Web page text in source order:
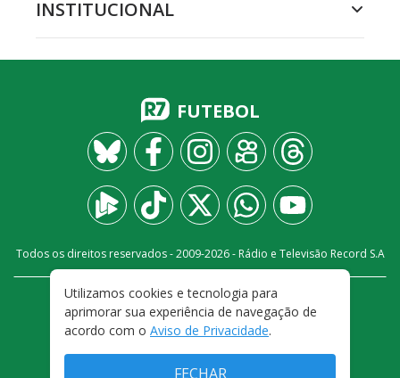
INSTITUCIONAL
FUTEBOL
Todos os direitos reservados - 2009-2026- Rádio e Televisão Record S.A
FALE CONOSCO
PRIVACIDADE
TERMOS E CONDIÇÕES DE USO
Utilizamos cookies e tecnologia para
aprimorar sua experiência de navegação de
acordo com o Aviso de Privacidade.
FECHAR